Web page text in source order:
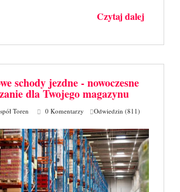
Czytaj dalej
schody jezdne - nowoczesne
dla Twojego magazynu
Toren 0 Komentarzy Odwiedzin (811)